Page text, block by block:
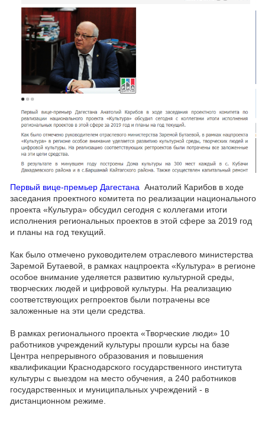
Первый вице-премьер Дагестана Анатолий Карибов в ходе
заседания проектного комитета по реализации национального
проекта «Культура» обсудил сегодня с коллегами итоги
исполнения региональных проектов в этой сфере за 2019 год
и планы на год текущий.
Как было отмечено руководителем отраслевого министерства
Заремой Бутаевой, в рамках нацпроекта «Культура» в регионе
особое внимание уделяется развитию культурной среды,
творческих людей и цифровой культуры. На реализацию
соответствующих регпроектов были потрачены все
заложенные на эти цели средства.
В рамках регионального проекта «Творческие люди» 10
работников учреждений культуры прошли курсы на базе
Центра непрерывного образования и повышения
квалификации Краснодарского государственного института
культуры с выездом на место обучения, а 240 работников
государственных и муниципальных учреждений - в
дистанционном режиме.